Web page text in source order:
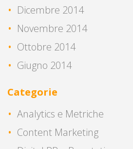
Dicembre 2014
Novembre 2014
Ottobre 2014
Giugno 2014
Categorie
Analytics e Metriche
Content Marketing